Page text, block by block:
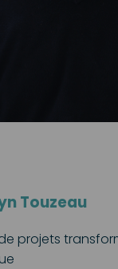
Touzeau
projets